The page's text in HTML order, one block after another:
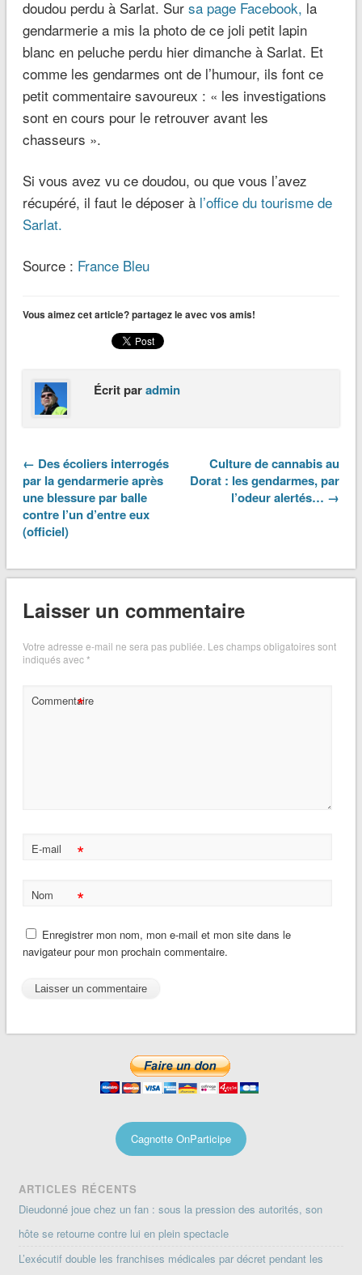
doudou perdu à Sarlat. Sur sa page Facebook, la
gendarmerie a mis la photo de ce joli petit lapin
blanc en peluche perdu hier dimanche à Sarlat. Et
comme les gendarmes ont de l’humour, ils font ce
petit commentaire savoureux : « les investigations
sont en cours pour le retrouver avant les
chasseurs ».
Si vous avez vu ce doudou, ou que vous l’avez
récupéré, il faut le déposer à l’office du tourisme de
Sarlat.
Source : France Bleu
Vous aimez cet article? partagez le avec vos amis!
Écrit paradmin
← Des écoliers interrogés
par la gendarmerie après
une blessure par balle
contre l’un d’entre eux
(officiel)
Culture de cannabis au
Dorat : les gendarmes, par
l’odeur alertés… →
Laisser un commentaire
Votre adresse e-mail ne sera pas publiée. Les champs obligatoires sont
indiqués avec*
Commentaire
*
E-mail *
Nom *
Enregistrer mon nom, mon e-mail et mon site dans le
navigateur pour mon prochain commentaire.
Cagnotte OnParticipe
ARTICLES RÉCENTS
Dieudonné joue chez un fan : sous la pression des autorités, son
hôte se retourne contre lui en plein spectacle
L’exécutif double les franchises médicales par décret pendant les